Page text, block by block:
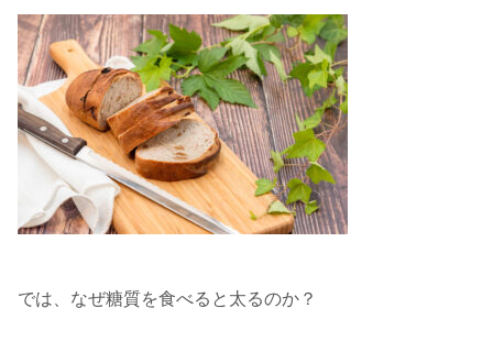
では、なぜ糖質を食べると太るのか？